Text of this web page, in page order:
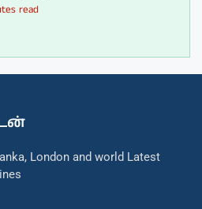
read
London and world Latest